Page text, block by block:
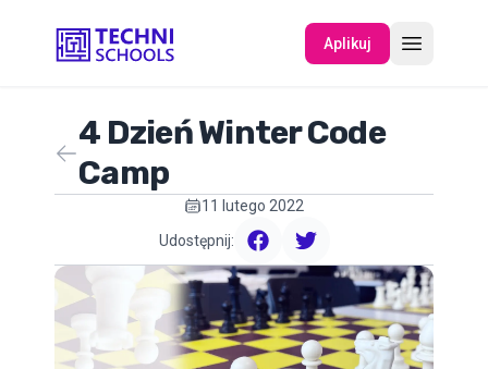
Aplikuj
O NAS
WYDARZENIA
4 Dzień Winter Code
Camp
11 lutego 2022
Udostępnij:
facebooktwitter